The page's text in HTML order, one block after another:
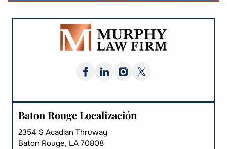
Baton Rouge Localización
2354 S Acadian Thruway
Baton Rouge, LA 70808